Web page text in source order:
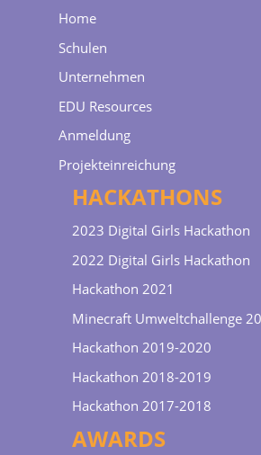
Home
Schulen
Unternehmen
EDU Resources
Anmeldung
Projekteinreichung
HACKATHONS
2023 Digital Girls Hackathon
2022 Digital Girls Hackathon
Hackathon 2021
Minecraft Umweltchallenge
Hackathon 2019-2020
Hackathon 2018-2019
Hackathon 2017-2018
AWARDS